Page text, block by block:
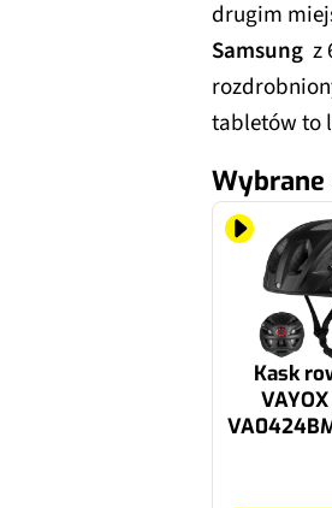
drugim
Samsung z
tabletów to
Wybrane
Kask